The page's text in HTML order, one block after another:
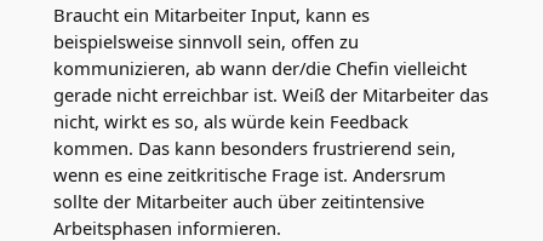
Braucht ein Mitarbeiter Input, kann es
beispielsweise sinnvoll sein, offen zu
kommunizieren, ab wann der/die Chefin vielleicht
gerade nicht erreichbar ist. Weiß der Mitarbeiter das
nicht, wirkt es so, als würde kein Feedback
kommen. Das kann besonders frustrierend sein,
wenn es eine zeitkritische Frage ist. Andersrum
sollte der Mitarbeiter auch über zeitintensive
Arbeitsphasen informieren.